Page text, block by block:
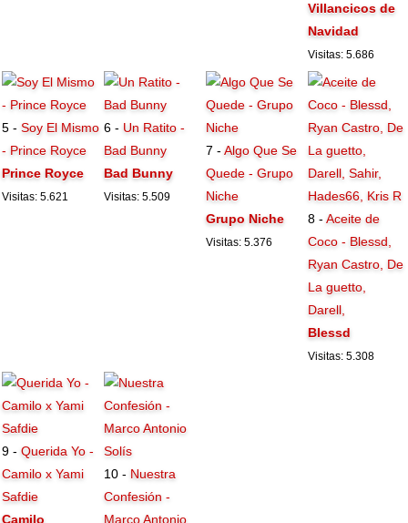
Villancicos de
Navidad
Visitas: 5.686
5 -Soy El Mismo
- Prince Royce
Prince Royce
Visitas: 5.621
6 - Un Ratito -
Bad Bunny
Bad Bunny
Visitas: 5.509
7 -Algo Que Se
Quede - Grupo
Niche
Grupo Niche
Visitas: 5.376
8 -Aceite de
Coco - Blessd,
Ryan Castro, De
La guetto,
Darell,
Blessd
Visitas: 5.308
9 -Querida Yo -
Camilo x Yami
Safdie
Camilo
10 - Nuestra
Confesión -
Marco Antonio